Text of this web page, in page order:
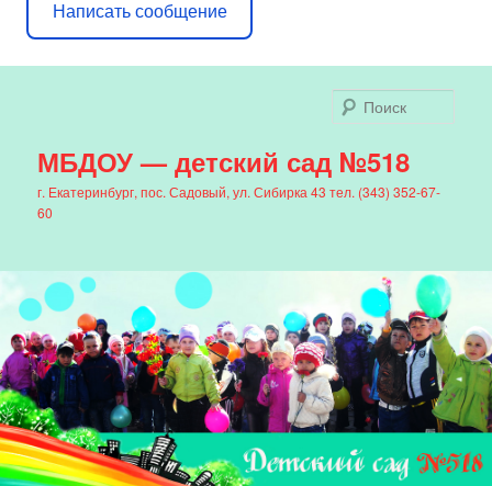
Написать сообщение
МБДОУ — детский сад №518
г. Екатеринбург, пос. Садовый, ул. Сибирка 43 тел. (343) 352-67-
60